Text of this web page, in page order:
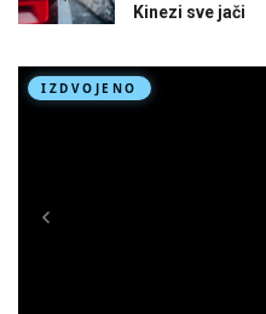
Kinezi sve jači